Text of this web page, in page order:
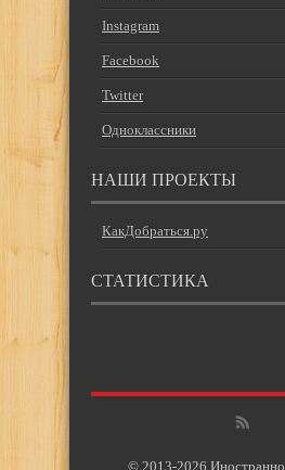
Instagram
Facebook
Twitter
Одноклассники
НАШИ ПРОЕКТЫ
КакДобраться.ру
СТАТИСТИКА
© 2013-2026